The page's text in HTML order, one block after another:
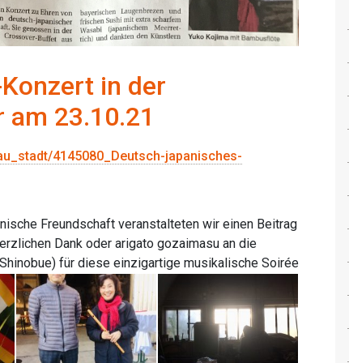
in der
23.10.21
4145080_Deutsch-japanisches-
Freundschaft veranstalteten wir einen Beitrag
Dank oder arigato gozaimasu an die
für diese einzigartige musikalische Soirée